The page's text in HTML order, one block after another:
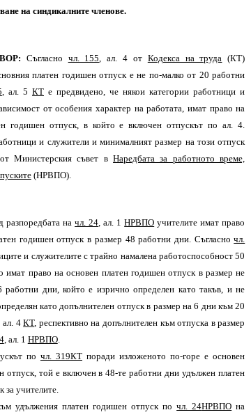
на синдикалните членове.
Съгласно чл. 155, ал. 4 от Кодекса на труда (КТ)
платен годишен отпуск е не по-малко от 20 работни
, ал. 5 КТ е предвидено, че някои категории работници и
от особения характер на работата, имат право на
годишен отпуск, в който е включен отпускът по ал. 4.
и служители и минималният размер на този отпуск
Министерския съвет вНаредбата за работното време,
(НРВПО).
разпоредбата начл. 24, ал. 1НРВПО учителите имат право
годишен отпуск в размер 48 работни дни. Съгласночл.
и служителите с трайно намалена работоспособност 50
имат право на основен платен годишен отпуск в размер не
работни дни, който е изрично определен като такъв, и не
като допълнителен отпуск в размер на 6 дни към 20
ал. 4КТ, респективно на допълнителен към отпуска в размер
, ал. 1 НРВПО.
по чл. 319КТ поради изложеното по-горе е основен
отпуск, той е включен в 48-те работни дни удължен платен
за учителите.
удължения платен годишен отпуск почл. 24НРВПО на